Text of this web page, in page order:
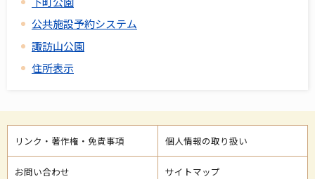
公共施設予約システム
諏訪山公園
住所表示
リンク・著作権・免責事項 個人情報の取り扱い
お問い合わせ サイトマップ